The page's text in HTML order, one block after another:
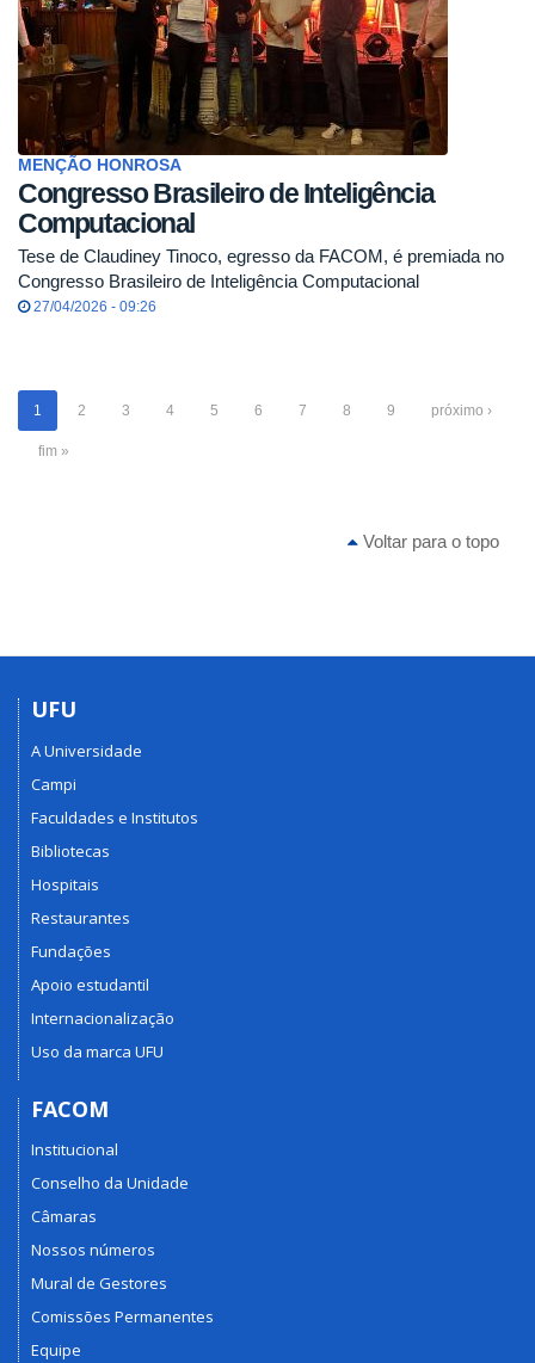
MENÇÃO HONROSA
Congresso Brasileiro de Inteligência
Computacional
Tese de Claudiney Tinoco, egresso da FACOM, é premiada no
Congresso Brasileiro de Inteligência Computacional
27/04/2026 - 09:26
1 2 3 4 5 6 7 8 9 próximo ›
fim »
Voltar para o topo
UFU
A Universidade
Campi
Faculdades e Institutos
Bibliotecas
Hospitais
Restaurantes
Fundações
Apoio estudantil
Internacionalização
Uso da marca UFU
FACOM
Institucional
Conselho da Unidade
Câmaras
Nossos números
Mural de Gestores
Comissões Permanentes
Equipe